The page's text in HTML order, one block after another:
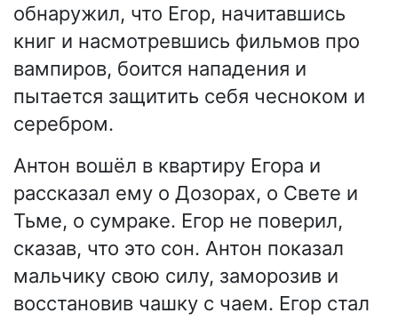
обнаружил, что Егор, начитавшись
книг и насмотревшись фильмов про
вампиров, боится нападения и
пытается защитить себя чесноком и
серебром.
Антон вошёл в квартиру Егора и
рассказал ему о Дозорах, о Свете и
Тьме, о сумраке. Егор не поверил,
сказав, что это сон. Антон показал
мальчику свою силу, заморозив и
восстановив чашку с чаем. Егор стал